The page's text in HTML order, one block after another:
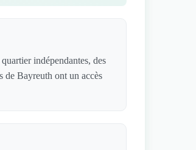
indépendantes, des
de Bayreuth ont un accès